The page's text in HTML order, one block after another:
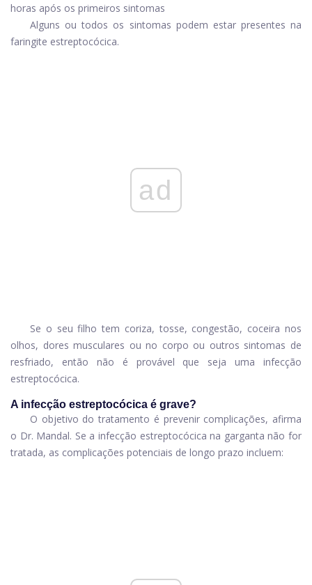
horas após os primeiros sintomas
Alguns ou todos os sintomas podem estar presentes na
faringite estreptocócica.
ad
Se o seu filho tem coriza, tosse, congestão, coceira nos
olhos, dores musculares ou no corpo ou outros sintomas de
resfriado, então não é provável que seja uma infecção
estreptocócica.
A infecção estreptocócica é grave?
O objetivo do tratamento é prevenir complicações, afirma
o Dr. Mandal. Se a infecção estreptocócica na garganta não for
tratada, as complicações potenciais de longo prazo incluem: